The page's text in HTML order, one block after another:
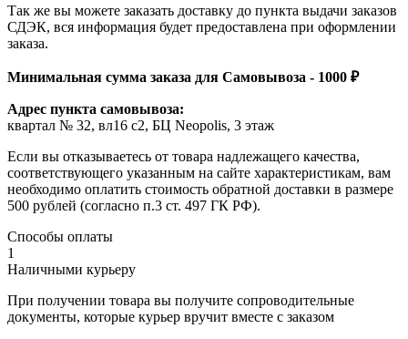
Так же вы можете заказать доставку до пункта выдачи заказов
СДЭК, вся информация будет предоставлена при оформлении
заказа.
Минимальная сумма заказа для Самовывоза - 1000 ₽
Адрес пункта самовывоза:
квартал № 32, вл16 с2, БЦ Neopolis, 3 этаж
Если вы отказываетесь от товара надлежащего качества,
соответствующего указанным на сайте характеристикам, вам
необходимо оплатить стоимость обратной доставки в размере
500 рублей (согласно п.3 ст. 497 ГК РФ).
Способы оплаты
1
Наличными курьеру
При получении товара вы получите сопроводительные
документы, которые курьер вручит вместе с заказом